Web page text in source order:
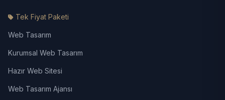
Tek Fiyat Paketi
Web Tasarım
Kurumsal Web Tasarım
Hazır Web Sitesi
Web Tasarım Ajansı